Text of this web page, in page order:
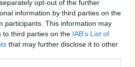
opt-out of the further
information by third parties on the
participants. This information may
to third parties on the IAB’s List of
that may further disclose it to other